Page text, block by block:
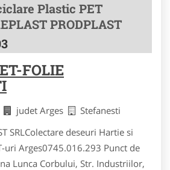
Plastic PET
PRODPLAST
FOLIE
judet Arges
Stefanesti
SRLColectare deseuri Hartie si
uri Arges0745.016.293 Punct de
Lunca Corbului, Str. Industriilor,